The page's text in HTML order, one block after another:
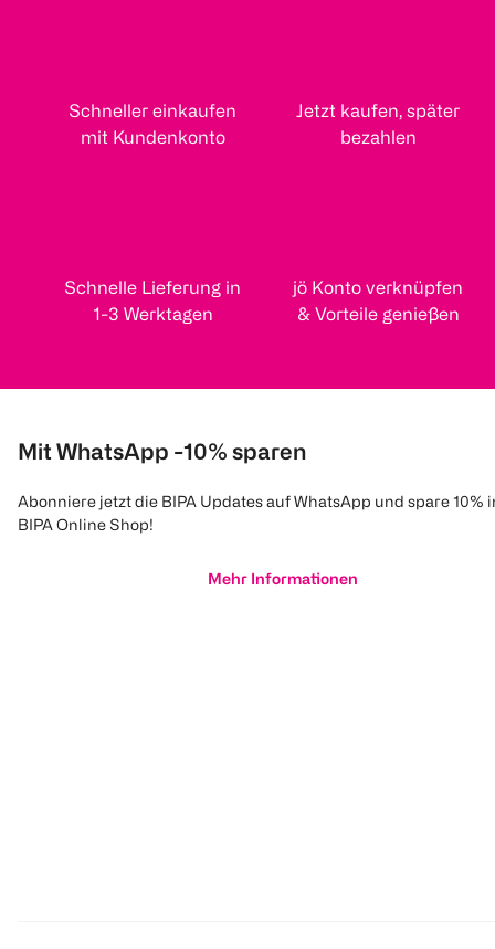
Schneller einkaufen
mit Kundenkonto
Jetzt kaufen, später
bezahlen
Schnelle Lieferung in
1-3 Werktagen
jö Konto verknüpfen
& Vorteile genießen
Mit WhatsApp -10% sparen
Abonniere jetzt die BIPA Updates auf WhatsApp und spare 10%
BIPA Online Shop!
Mehr Informationen